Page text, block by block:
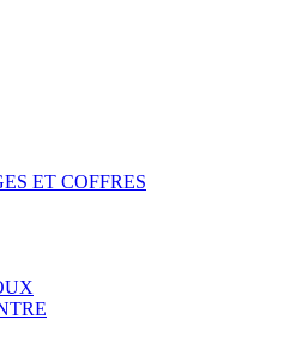
ET COFFRES